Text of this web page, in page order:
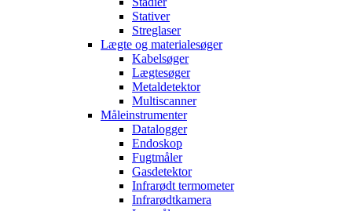
Stativer
Streglaser
Lægte og materialesøger
Kabelsøger
Lægtesøger
Metaldetektor
Multiscanner
Måleinstrumenter
Datalogger
Endoskop
Fugtmåler
Gasdetektor
Infrarødt termometer
Infrarødtkamera